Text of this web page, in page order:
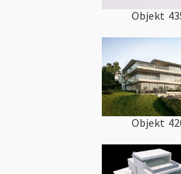
Objekt
Objekt